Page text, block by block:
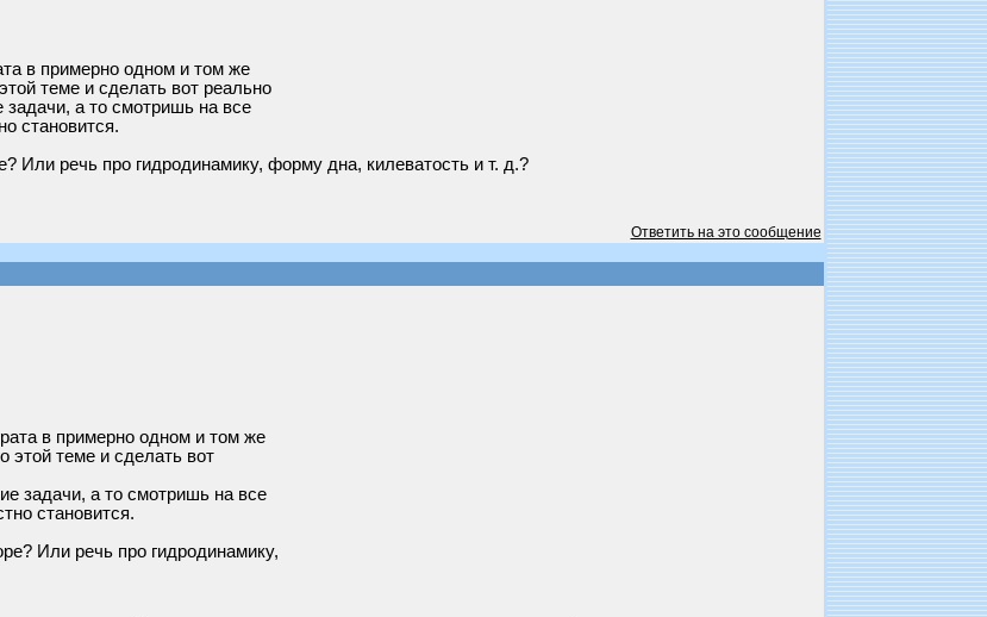
в примерно одном и том же
теме и сделать вот реально
задачи, а то смотришь на все
становится.
Или речь про гидродинамику, форму дна, килеватость и т. д.?
Ответить на это сообщение
в примерно одном и том же
этой теме и сделать вот
задачи, а то смотришь на все
становится.
Или речь про гидродинамику,